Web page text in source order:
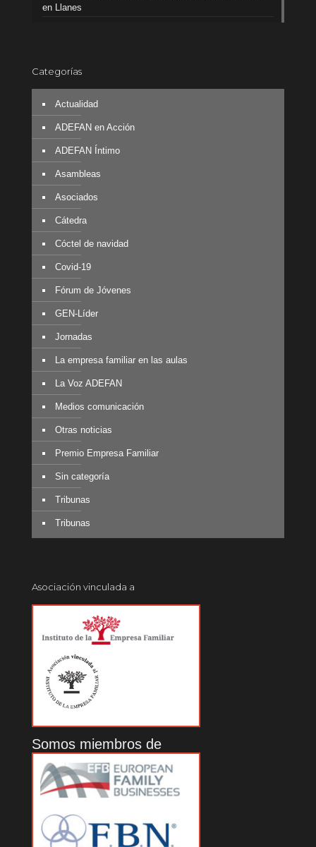
en Llanes
Categorías
Actualidad
ADEFAN en Acción
ADEFAN Íntimo
Asambleas
Asociados
Cátedra
Cóctel de navidad
Covid-19
Fórum de Jóvenes
GEN-Líder
Jornadas
La empresa familiar en las aulas
La Voz ADEFAN
Medios comunicación
Otras noticias
Premio Empresa Familiar
Sin categoría
Tribunas
Tribunas
Asociación vinculada a
Somos miembros de